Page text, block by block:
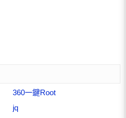
360一鍵Root
jq